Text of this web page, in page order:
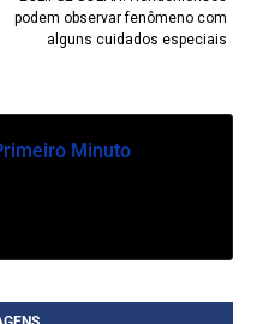
podem observar fenômeno com
alguns cuidados especiais
Minuto